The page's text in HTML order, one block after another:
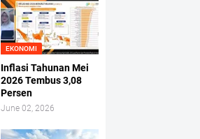
EKONOMI
Inflasi Tahunan Mei
2026 Tembus 3,08
Persen
June 02, 2026